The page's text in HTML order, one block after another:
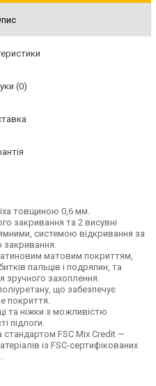
(0)
товщиною 0,6 мм.
закривання та 2 висувні
системою відкривання за
закривання.
матовим покриттям,
пальців і подряпин, та
захоплення.
що забезпечує
покриття.
та ніжки з можливістю
підлоги.
FSC Mix Credit —
із FSC-сертифікованих